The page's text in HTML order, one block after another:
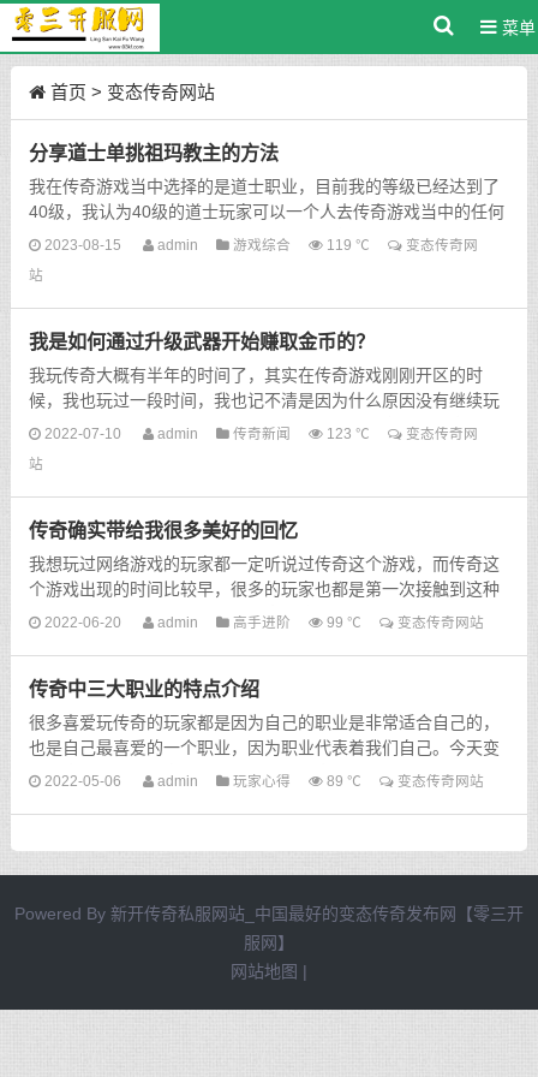
菜单
首页 > 变态传奇网站
分享道士单挑祖玛教主的方法
我在传奇游戏当中选择的是道士职业，目前我的等级已经达到了
40级，我认为40级的道士玩家可以一个人去传奇游戏当中的任何
地方，不像其他的两个职业，如果去一些高级的地方，单凭...
2023-08-15 admin 游戏综合 119 ℃
变态传奇网
站
我是如何通过升级武器开始赚取金币的？
我玩传奇大概有半年的时间了，其实在传奇游戏刚刚开区的时
候，我也玩过一段时间，我也记不清是因为什么原因没有继续玩
下去。可能是当时我还在玩其他的游戏，所以我离开了传奇游...
2022-07-10 admin 传奇新闻 123 ℃
变态传奇网
站
传奇确实带给我很多美好的回忆
我想玩过网络游戏的玩家都一定听说过传奇这个游戏，而传奇这
个游戏出现的时间比较早，很多的玩家也都是第一次接触到这种
大型的网络游戏。第一次听到传奇，这个游戏是在学校里...
2022-06-20 admin 高手进阶 99 ℃ 变态传奇网站
传奇中三大职业的特点介绍
很多喜爱玩传奇的玩家都是因为自己的职业是非常适合自己的，
也是自己最喜爱的一个职业，因为职业代表着我们自己。今天变
态传奇网站就为大家详细的介绍一下传奇里面各个职业的技...
2022-05-06 admin 玩家心得 89 ℃ 变态传奇网站
Powered By 新开传奇私服网站_中国最好的变态传奇发布网【零三开
服网】
网站地图 |